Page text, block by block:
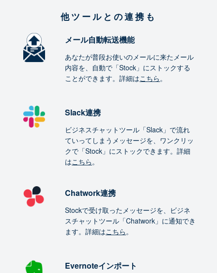
他ツールとの連携も
メール自動転送機能
あなたが普段お使いのメールに来たメール
内容を、自動で「Stock」にストックする
ことができます。詳細はこちら。
Slack連携
ビジネスチャットツール「Slack」で流れ
ていってしまうメッセージを、ワンクリッ
クで「Stock」にストックできます。詳細
はこちら。
Chatwork連携
Stockで受け取ったメッセージを、ビジネ
スチャットツール「Chatwork」に通知でき
ます。詳細はこちら。
Evernoteインポート